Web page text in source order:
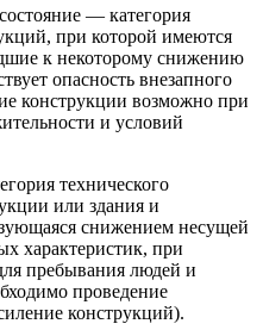
— категория
при которой имеются
к некоторому снижению
опасность внезапного
конструкции возможно при
и условий
технического
или здания и
снижением несущей
характеристик, при
пребывания людей и
проведение
конструкций).